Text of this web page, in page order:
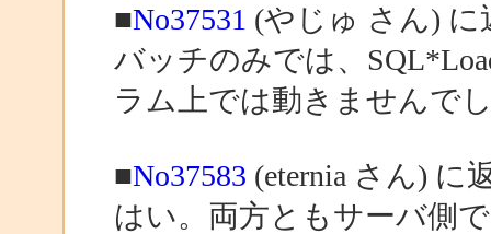
■No37531 (やじゅ さん) に
バッチのみでは、
ラム上では動きませんで
■No37583 (eternia さん) に
はい。両方ともサーバ側